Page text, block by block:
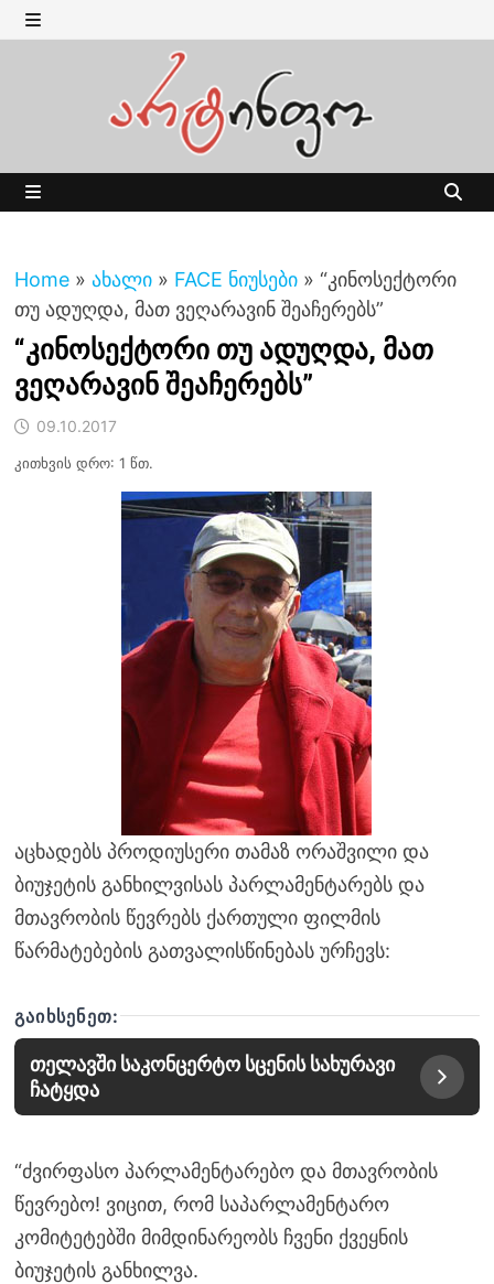
Skip
to MENU
Home » ახალი » FACE ნიუსები » “კინოსექტორი
თუ ადუღდა, მათ ვეღარავინ შეაჩერებს”
“კინოსექტორი თუ ადუღდა, მათ
ვეღარავინ შეაჩერებს”
09.10.2017
კითხვის დრო: 1 წთ.
აცხადებს პროდიუსერი თამაზ ორაშვილი და
ბიუჯეტის განხილვისას პარლამენტარებს და
მთავრობის წევრებს ქართული ფილმის
წარმატებების გათვალისწინებას ურჩევს:
ᲒᲐᲘᲮᲡᲔᲜᲔᲗ:
თელავში საკონცერტო სცენის სახურავი
ჩატყდა
“ძვირფასო პარლამენტარებო და მთავრობის
წევრებო! ვიცით, რომ საპარლამენტარო
კომიტეტებში მიმდინარეობს ჩვენი ქვეყნის
ბიუჯეტის განხილვა.